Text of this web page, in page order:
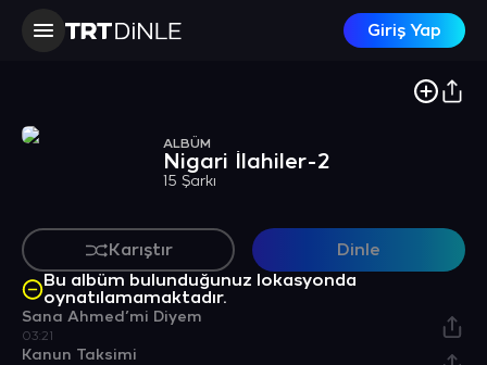
Giriş Yap
ALBÜM
Nigari İlahiler-2
15 Şarkı
Karıştır
Dinle
Bu albüm bulunduğunuz lokasyonda
oynatılamamaktadır.
Sana Ahmed’mi Diyem
03:21
Kanun Taksimi